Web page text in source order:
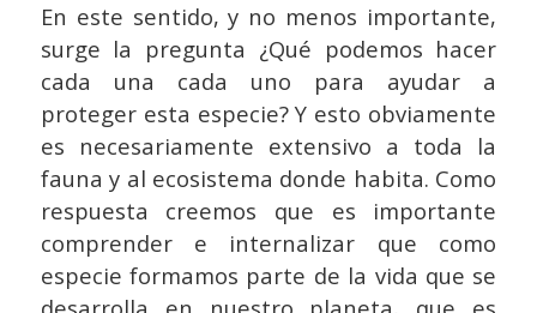
En este sentido, y no menos importante,
surge la pregunta ¿Qué podemos hacer
cada una cada uno para ayudar a
proteger esta especie? Y esto obviamente
es necesariamente extensivo a toda la
fauna y al ecosistema donde habita. Como
respuesta creemos que es importante
comprender e internalizar que como
especie formamos parte de la vida que se